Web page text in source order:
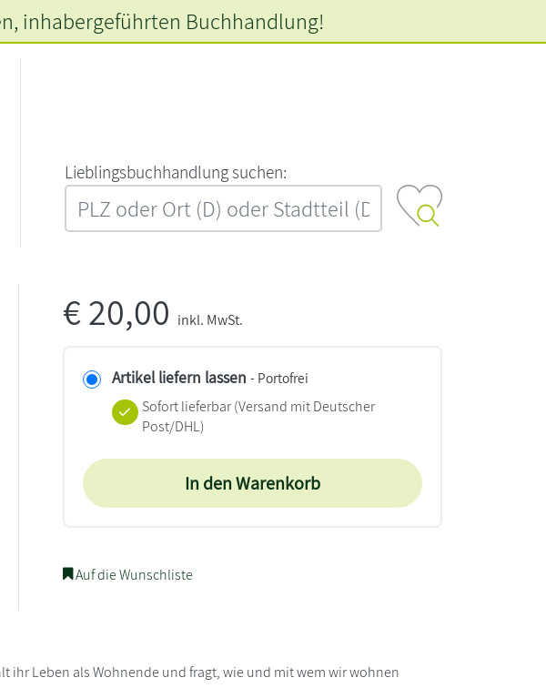
L‍i‍e‍b‍l‍i‍n‍g‍s‍b‍u‍c‍h‍h‍a‍n‍d‍l‍u‍n‍g‍ ‍s‍u‍c‍h‍e‍n‍:‍
, inhabergeführten Buchhandlung!
€20,00 inkl. MwSt.
Artikel liefern lassen - Portofrei
Sofort lieferbar(Versand mit Deutscher
Post/DHL)
In den Warenkorb
Auf die Wunschliste
ihr Leben als Wohnende und fragt, wie und mit wem wir wohnen